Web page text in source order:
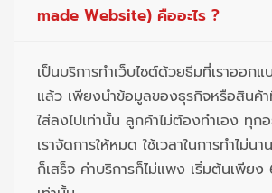
made Website) คืออะไร ?
เป็นบริการทำเว็บไซต์ด้วยธีมที่เราออกแ
แล้ว เพียงนําข้อมูลของธุรกิจหรือสินค้า
ใส่ลงไปเท่านั้น ลูกค้าไม่ต้องทำเอง ทุ
เราจัดการให้หมด ใช้เวลาในการทำไม่
ก็เสร็จ ค่าบริการก็ไม่แพง เริ่มต้นเพีย